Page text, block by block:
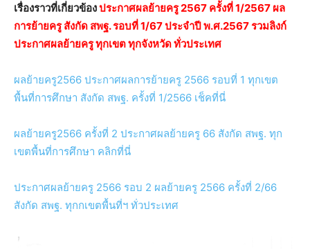
เรื่องราวที่เกี่ยวข้องประกาศผลย้ายครู 2567 ครั้งที่ 1/2567 ผล
การย้ายครู สังกัด สพฐ. รอบที่ 1/67 ประจำปี พ.ศ.2567 รวมลิงก์
ประกาศผลย้ายครู ทุกเขต ทุกจังหวัด ทั่วประเทศ
ผลย้ายครู2566 ประกาศผลการย้ายครู 2566 รอบที่ 1 ทุกเขต
พื้นที่การศึกษา สังกัด สพฐ. ครั้งที่ 1/2566 เช็คที่นี่
ผลย้ายครู2566 ครั้งที่ 2 ประกาศผลย้ายครู 66 สังกัด สพฐ. ทุก
เขตพื้นที่การศึกษา คลิกที่นี่
ประกาศผลย้ายครู 2566 รอบ 2 ผลย้ายครู 2566 ครั้งที่ 2/66
สังกัด สพฐ. ทุกกเขตพื้นที่ฯ ทั่วประเทศ